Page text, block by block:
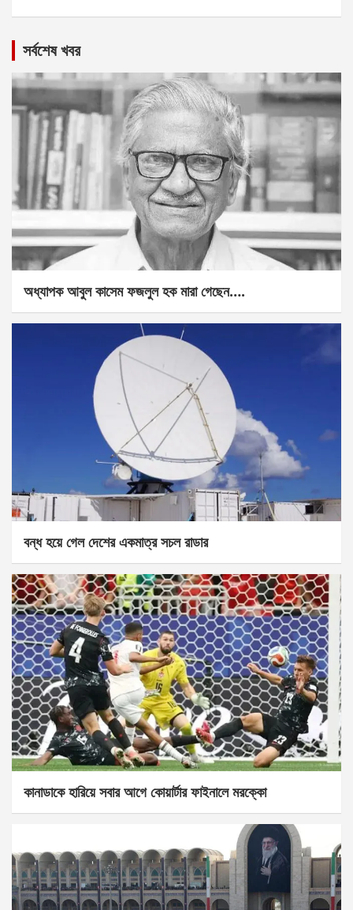
সর্বশেষ খবর
অধ্যাপক আবুল কাসেম ফজলুল হক মারা গেছেন….
বন্ধ হয়ে গেল দেশের একমাত্র সচল রাডার
কানাডাকে হারিয়ে সবার আগে কোয়ার্টার ফাইনালে মরক্কো